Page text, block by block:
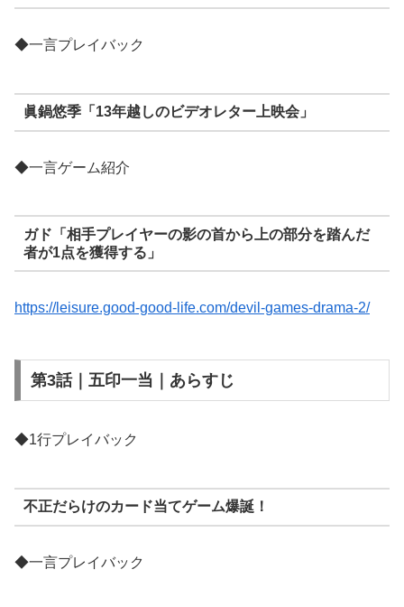
◆一言プレイバック
眞鍋悠季「13年越しのビデオレター上映会」
◆一言ゲーム紹介
ガド「相手プレイヤーの影の首から上の部分を踏んだ
者が1点を獲得する」
https://leisure.good-good-life.com/devil-games-drama-2/
第3話｜五印一当｜あらすじ
◆1行プレイバック
不正だらけのカード当てゲーム爆誕！
◆一言プレイバック